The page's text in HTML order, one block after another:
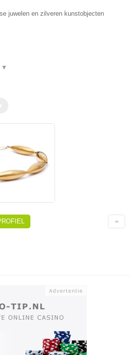
juwelen en zilveren kunstobjecten
▼